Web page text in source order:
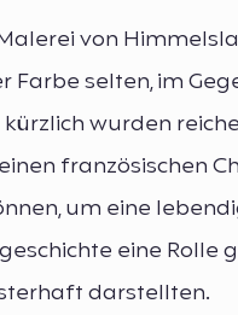
von
selten, im
wurden
französischen
um eine
eine Rolle
darstellten.